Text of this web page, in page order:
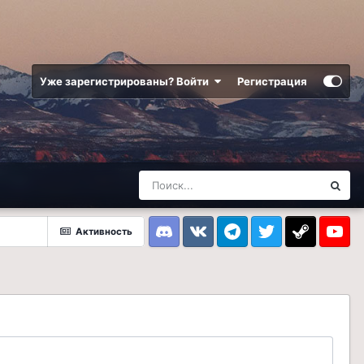
Уже зарегистрированы? Войти Регистрация
Активность
DiscordVK TelegramTwitter Steam